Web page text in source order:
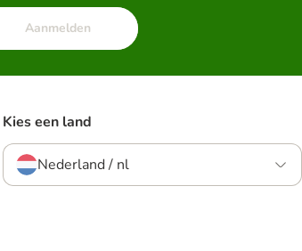
Aanmelden
Kies een land
Nederland / nl